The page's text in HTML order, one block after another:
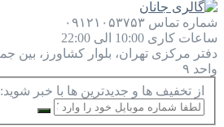
شماره تماس ۰۹۱۲۱۰۵۳۷۵۳
ساعات کاری 10:00 الی 22:00
دفتر مرکزی
واحد ۹
از تخفیف ها و جدیدترین ها با خبر شوید: